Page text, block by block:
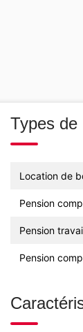
Types de
Location de
Pension
Pension
Pension